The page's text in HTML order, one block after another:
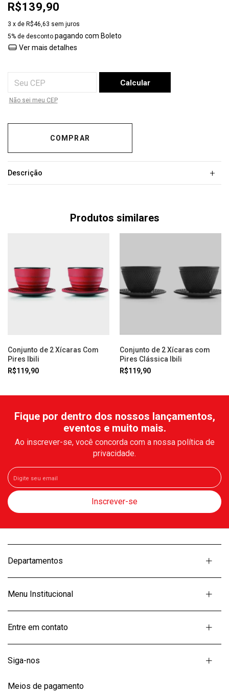
R$139,90
3 x de R$46,63 sem juros
5% de desconto pagando com Boleto
Ver mais detalhes
Calcular
Não sei meu CEP
Descrição +
Produtos similares
Conjunto de 2 Xícaras Com
Pires Ibili
R$119,90
Conjunto de 2 Xícaras com
Pires Clássica Ibili
R$119,90
Fique por dentro dos nossos lançamentos,
eventos e muito mais.
Ao inscrever-se, você concorda com a nossa política de
privacidade.
Departamentos
Menu Institucional
Entre em contato
Siga-nos
Meios de pagamento